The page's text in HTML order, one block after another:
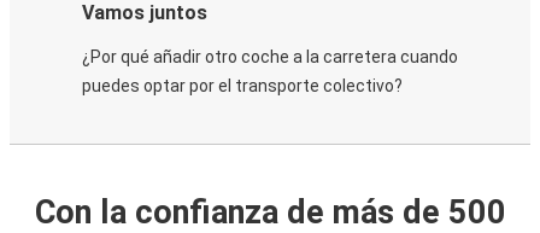
Vamos juntos
¿Por qué añadir otro coche a la carretera cuando
puedes optar por el transporte colectivo?
Con la confianza de más de 500